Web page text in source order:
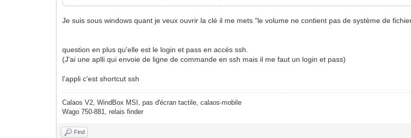
Je suis sous windows quant je veux ouvrir la clé il me mets "le volume ne contient pas de système de
question en plus qu'elle est le login et pass en accés ssh.
(J'ai une aplli qui envoie de ligne de commande en ssh mais il me faut un login et pass)
l'appli c'est shortcut ssh
Calaos V2, WindBox MSI, pas d'écran tactile, calaos-mobile
Wago 750-881, relais finder
Find